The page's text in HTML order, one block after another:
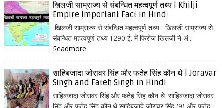
खिलजी साम्राज्य से संबन्धित महत्वपूर्ण तथ्य | Khilji
Empire Important Fact in Hindi
खिलजी साम्राज्य से संबन्धित महत्वपूर्ण तथ्य खिलजी साम्राज्य से
संबन्धित महत्वपूर्ण तथ्य 1290 ई. में फिरोज खिलजी ने अं...
Readmore
साहिबजादा जोरावर सिंह और फतेह सिंह कौन थे | Joravar
Singh and Fateh Singh in Hindi
साहिबजादा जोरावर सिंह और फतेह सिंह कौन थे साहिबजादा जोरावर
सिंह और फतेह सिंह कौन थे साहिबजादे जोरावर सिंह (9) और फतेह